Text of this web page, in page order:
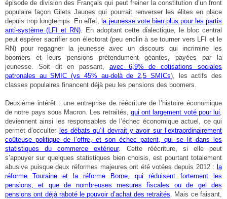
épisode de division des Français qui peut freiner la constitution d’un front
populaire façon Gilets Jaunes qui pourrait renverser les élites en place
depuis trop longtemps. En effet, la jeunesse vote bien plus pour les partis
anti-système (LFI et RN). En adoptant cette dialectique, le bloc central
peut espérer sacrifier son électorat (peu enclin à se tourner vers LFI et le
RN) pour regagner la jeunesse avec un discours qui incrimine les
boomers et leurs pensions prétendument géantes, payées par la
jeunesse. Soit dit en passant, avec 6,9% de cotisations sociales
patronales au SMIC (vs 45% au-delà de 2,5 SMICs), les actifs des
classes populaires financent déjà peu les pensions des boomers.
Deuxième intérêt : une entreprise de réécriture de l’histoire économique
de notre pays sous Macron. Les retraités, qui ont largement voté pour lui,
deviennent ainsi les responsables de l’échec économique actuel, ce qui
permet d’occulter les débats qu’il devrait y avoir sur l’extraordinairement
coûteuse politique de l’offre, et son échec patent, qui se lit dans les
statistiques du commerce extérieur. Cette réécriture, si elle peut
s’appuyer sur quelques statistiques bien choisis, est pourtant totalement
abusive puisque deux réformes majeures ont été votées depuis 2012 : la
réforme Touraine et la réforme Borne, qui réduisent fortement les
pensions, et que de nombreuses mesures fiscales ou de gel des
pensions ont déjà raboté le pouvoir d’achat des retraités. Mais ce faisant,